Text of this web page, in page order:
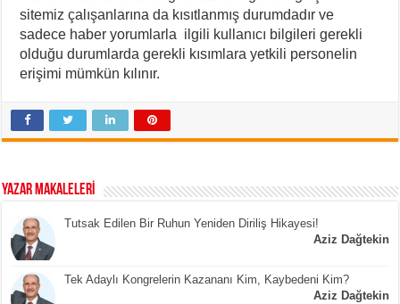
sitemiz çalışanlarına da kısıtlanmış durumdadır ve
sadece haber yorumlarla ilgili kullanıcı bilgileri gerekli
olduğu durumlarda gerekli kısımlara yetkili personelin
erişimi mümkün kılınır.
YAZAR MAKALELERİ
Tutsak Edilen Bir Ruhun Yeniden Diriliş Hikayesi!
Aziz Dağtekin
Tek Adaylı Kongrelerin Kazananı Kim, Kaybedeni Kim?
Aziz Dağtekin